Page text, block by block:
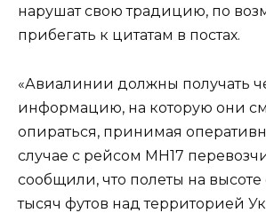
нарушат свою традицию, по
прибегать к цитатам в постах.
«Авиалинии должны получать
информацию, на которую они
опираться, принимая
случае с рейсом MH17
сообщили, что полеты на
тысяч футов над территорией